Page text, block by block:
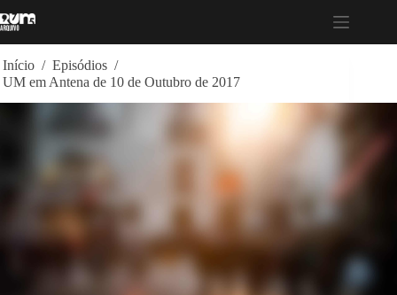
para
Início / Episódios /
UM em Antena de 10 de Outubro de 2017